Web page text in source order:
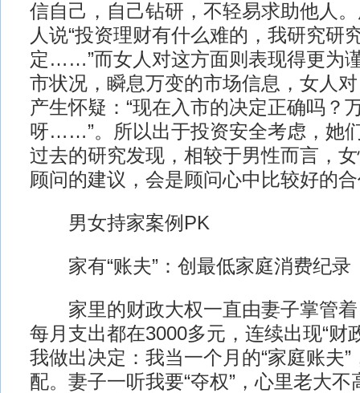
信自己，自己钻研，不轻易求助他人
人说“投资理财有什么难的，我研究研
定……”而女人对这方面则表现得更为
市状况，瞬息万变的市场信息，女人
产生怀疑：“现在入市的决定正确吗？
呀……”。所以出于投资安全考虑，她
过去的研究发现，相较于男性而言，
顾问的建议，会是顾问心中比较好的
男女持家案例PK
家有“账夫”：创最低家庭消费纪录
家里的财政大权一直由妻子掌管着
每月支出都在3000多元，连续出现“财
我做出决定：我当一个月的“家庭账夫
配。妻子一听我要“夺权”，心里老大